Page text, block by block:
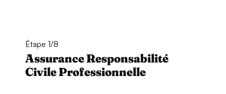
Étape 1/8
Assurance Responsabilité
Civile Professionnelle